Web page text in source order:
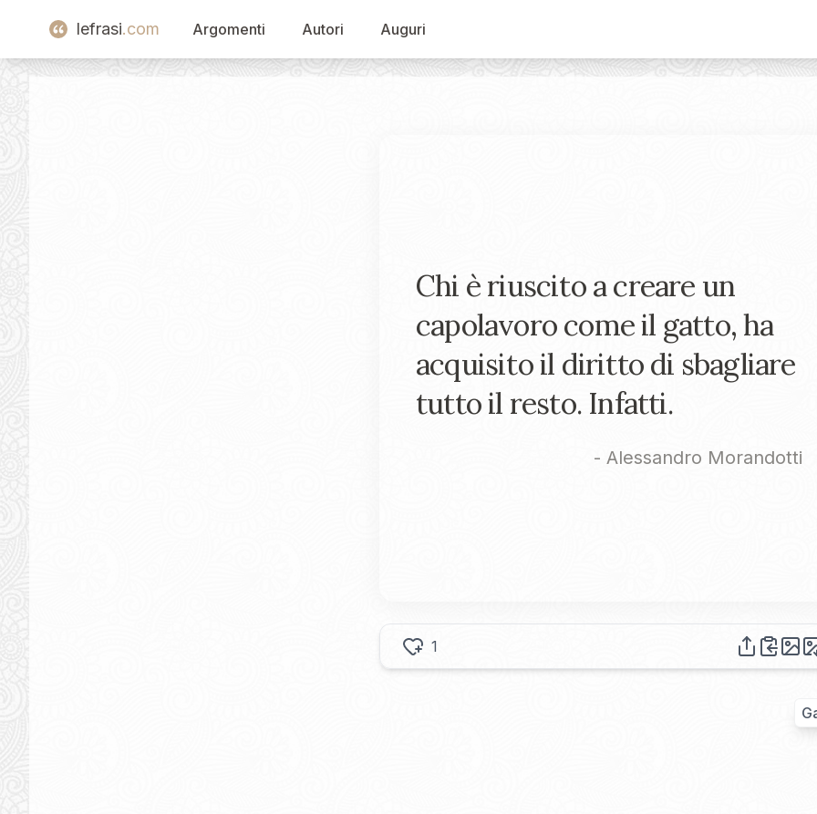
lefrasi.com Argomenti Autori Auguri
Chi è riuscito a creare un
capolavoro come il gatto, ha
acquisito il diritto di sbagliare
tutto il resto. Infatti.
- Alessandro Morandotti
1